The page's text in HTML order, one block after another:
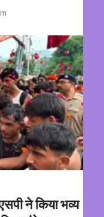
ने किया भव्य